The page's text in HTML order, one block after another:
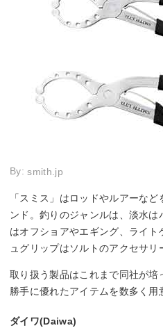
By: smith.jp
「スミス」はロッドやルアーな
ンド。釣りのジャンルは、淡水
はオフショアやエギング、ライ
ュグリップはソルトのアクセサリ
取り扱う製品はこれまで同社が
勝手に優れたアイテムを数多く用
ダイワ(Daiwa)